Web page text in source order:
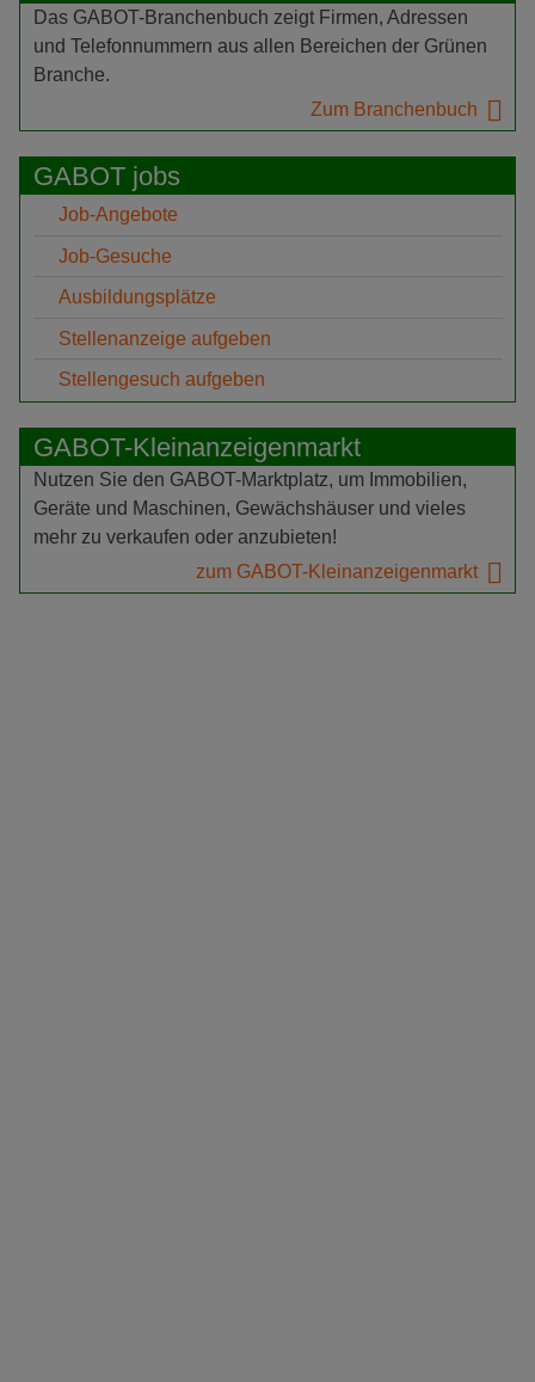
Das GABOT-Branchenbuch zeigt Firmen, Adressen
und Telefonnummern aus allen Bereichen der Grünen
Branche.
Zum Branchenbuch
GABOT jobs
Job-Angebote
Job-Gesuche
Ausbildungsplätze
Stellenanzeige aufgeben
Stellengesuch aufgeben
GABOT-Kleinanzeigenmarkt
Nutzen Sie den GABOT-Marktplatz, um Immobilien,
Geräte und Maschinen, Gewächshäuser und vieles
mehr zu verkaufen oder anzubieten!
zum GABOT-Kleinanzeigenmarkt